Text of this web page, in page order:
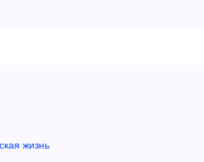
жизнь